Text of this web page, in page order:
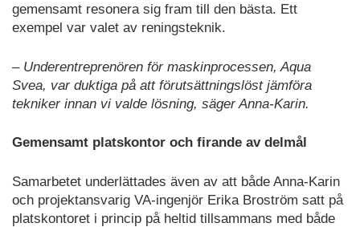
gemensamt resonera sig fram till den bästa. Ett
exempel var valet av reningsteknik.
– Underentreprenören för maskinprocessen, Aqua
Svea, var duktiga på att förutsättningslöst jämföra
tekniker innan vi valde lösning, säger Anna-Karin.
Gemensamt platskontor och firande av delmål
Samarbetet underlättades även av att både Anna-Karin
och projektansvarig VA-ingenjör Erika Broström satt på
platskontoret i princip på heltid tillsammans med både